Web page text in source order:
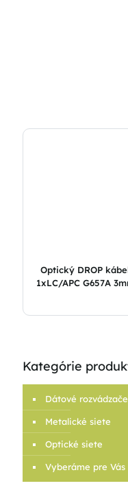
Optický DROP
1xLC/APC G657A
Kategórie
Dátové rozvádzače
Metalické siete
Optické siete
Vyberáme pre Vás